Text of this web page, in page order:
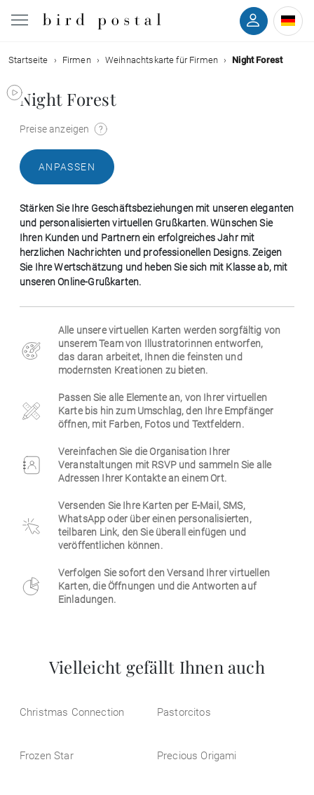
Hochzeit
Geburt
Kommunion
Trauer
Geburtstag
Firmen
Startseite Firmen Weihnachtskarte für Firmen Night Forest
Night Forest
Preise anzeigen
ANPASSEN
Stärken Sie Ihre Geschäftsbeziehungen mit unseren eleganten
und personalisierten virtuellen Grußkarten. Wünschen Sie
Ihren Kunden und Partnern ein erfolgreiches Jahr mit
herzlichen Nachrichten und professionellen Designs. Zeigen
Sie Ihre Wertschätzung und heben Sie sich mit Klasse ab, mit
unseren Online-Grußkarten.
Alle unsere virtuellen Karten werden sorgfältig von
unserem Team von Illustratorinnen entworfen,
das daran arbeitet, Ihnen die feinsten und
modernsten Kreationen zu bieten.
Passen Sie alle Elemente an, von Ihrer virtuellen
Karte bis hin zum Umschlag, den Ihre Empfänger
öffnen, mit Farben, Fotos und Textfeldern.
Vereinfachen Sie die Organisation Ihrer
Veranstaltungen mit RSVP und sammeln Sie alle
Adressen Ihrer Kontakte an einem Ort.
Versenden Sie Ihre Karten per E-Mail, SMS,
WhatsApp oder über einen personalisierten,
teilbaren Link, den Sie überall einfügen und
veröffentlichen können.
Verfolgen Sie sofort den Versand Ihrer virtuellen
Karten, die Öffnungen und die Antworten auf
Einladungen.
Vielleicht gefällt Ihnen auch
Christmas Connection Pastorcitos
Frozen Star Precious Origami